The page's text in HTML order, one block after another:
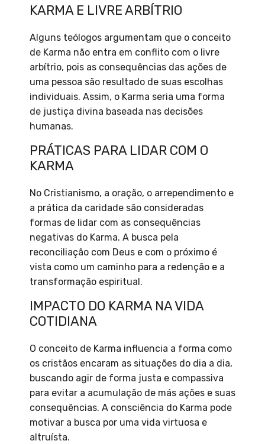
KARMA E LIVRE ARBÍTRIO
Alguns teólogos argumentam que o conceito
de Karma não entra em conflito com o livre
arbítrio, pois as consequências das ações de
uma pessoa são resultado de suas escolhas
individuais. Assim, o Karma seria uma forma
de justiça divina baseada nas decisões
humanas.
PRÁTICAS PARA LIDAR COM O
KARMA
No Cristianismo, a oração, o arrependimento e
a prática da caridade são consideradas
formas de lidar com as consequências
negativas do Karma. A busca pela
reconciliação com Deus e com o próximo é
vista como um caminho para a redenção e a
transformação espiritual.
IMPACTO DO KARMA NA VIDA
COTIDIANA
O conceito de Karma influencia a forma como
os cristãos encaram as situações do dia a dia,
buscando agir de forma justa e compassiva
para evitar a acumulação de más ações e suas
consequências. A consciência do Karma pode
motivar a busca por uma vida virtuosa e
altruísta.